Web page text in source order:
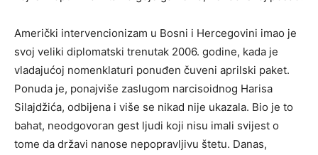
Američki intervencionizam u Bosni i Hercegovini imao je
svoj veliki diplomatski trenutak 2006. godine, kada je
vladajućoj nomenklaturi ponuđen čuveni aprilski paket.
Ponuda je, ponajviše zaslugom narcisoidnog Harisa
Silajdžića, odbijena i više se nikad nije ukazala. Bio je to
bahat, neodgovoran gest ljudi koji nisu imali svijest o
tome da državi nanose nepopravljivu štetu. Danas,